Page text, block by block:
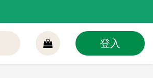
登入